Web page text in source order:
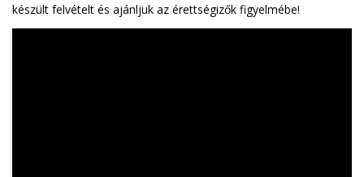
készült felvételt és ajánljuk az érettségizők figyelmébe!